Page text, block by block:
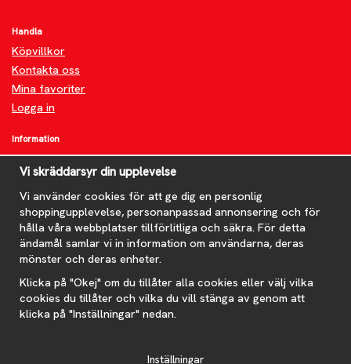
Handla
Köpvillkor
Kontakta oss
Mina favoriter
Logga in
Information
Om oss
FAQ
Nyheter
Nyhetsbrev
Om cookies
Prenumerera på nyhetsbrevet för våra bästa erbjudanden och
nyheter!
E-
postadress
Vi skräddarsyr din upplevelse
Vi använder cookies för att ge dig en personlig
shoppingupplevelse, personanpassad annonsering och för
hålla våra webbplatser tillförlitliga och säkra. För detta
ändamål samlar vi in information om användarna, deras
mönster och deras enheter.
Klicka på "Okej" om du tillåter alla cookies eller välj vilka
cookies du tillåter och vilka du vill stänga av genom att
klicka på "Inställningar" nedan.
Inställningar